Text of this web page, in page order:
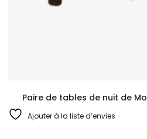
Paire de tables de nuit de
Ajouter à la liste d’envies